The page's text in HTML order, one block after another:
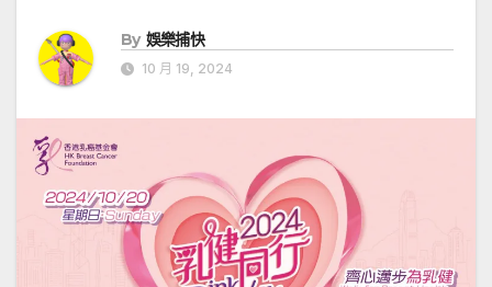
By 娛樂捕快
10 月 19, 2024